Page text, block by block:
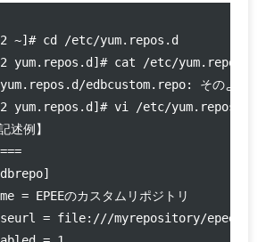
~]# cd /etc/yum.repos.d
yum.repos.d]# cat /etc/yum.repos.d/
edbcustom.repo: そのようなフ
yum.repos.d]# vi /etc/yum.repos.d/